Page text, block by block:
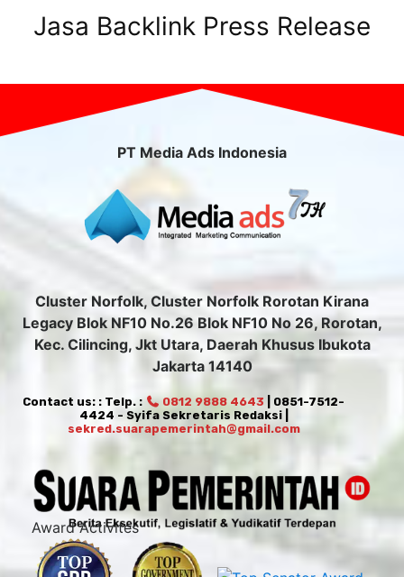
Jasa Backlink Press Release
PT Media Ads Indonesia
Cluster Norfolk, Cluster Norfolk Rorotan Kirana
Legacy Blok NF10 No.26 Blok NF10 No 26, Rorotan,
Kec. Cilincing, Jkt Utara, Daerah Khusus Ibukota
Jakarta 14140
Contact us: : Telp. : 0812 9888 4643 | 0851-7512-
4424 - Syifa Sekretaris Redaksi |
sekred.suarapemerintah@gmail.com
Award Activites